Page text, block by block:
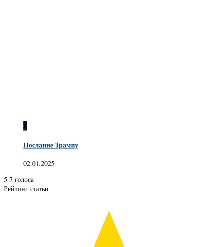
0
Послание Трампу
02.01.2025
5 7 голоса
Рейтинг статьи